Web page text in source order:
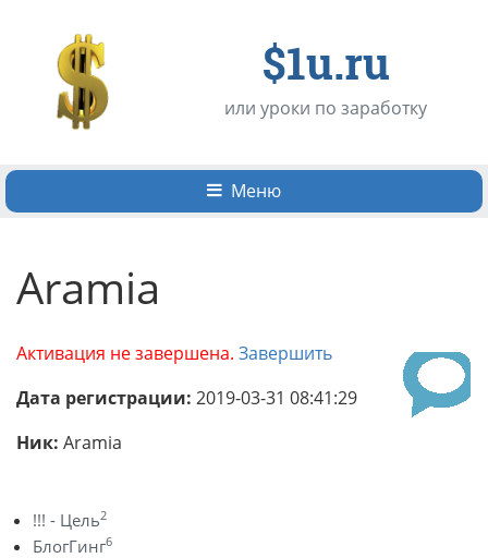
$1u.ru
или уроки по заработку
Меню
Aramia
Активация не завершена. Завершить
Дата регистрации: 2019-03-31 08:41:29
Ник: Aramia
!!! - Цель2
БлогГинг6